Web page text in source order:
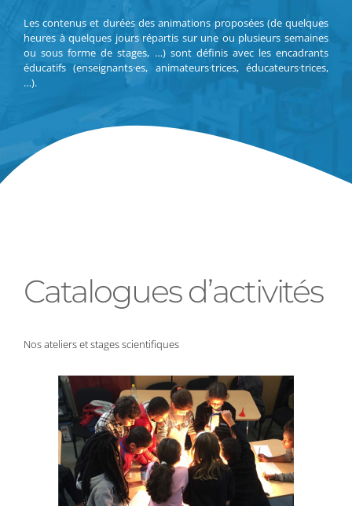
Les contenus et durées des animations proposées (de quelques
heures à quelques jours répartis sur une ou plusieurs semaines
ou sous forme de stages, …) sont définis avec les encadrants
éducatifs (enseignants·es, animateurs·trices, éducateurs·trices,
…).
Catalogues d’activités
Nos ateliers et stages scientifiques